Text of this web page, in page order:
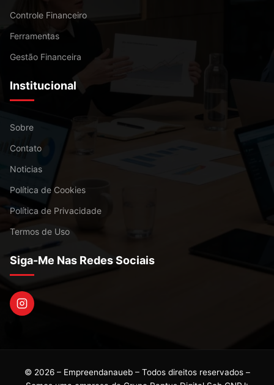
Controle Financeiro
Ferramentas
Gestão Financeira
Institucional
Sobre
Contato
Noticias
Política de Cookies
Política de Privacidade
Termos de Uso
Siga-Me Nas Redes Sociais
© 2026 – Empreendanaueb – Todos direitos reservados –